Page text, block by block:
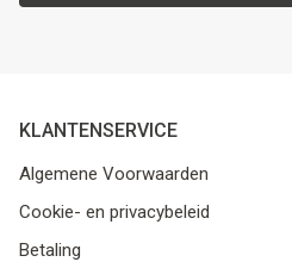
KLANTENSERVICE
Algemene Voorwaarden
Cookie- en privacybeleid
Betaling